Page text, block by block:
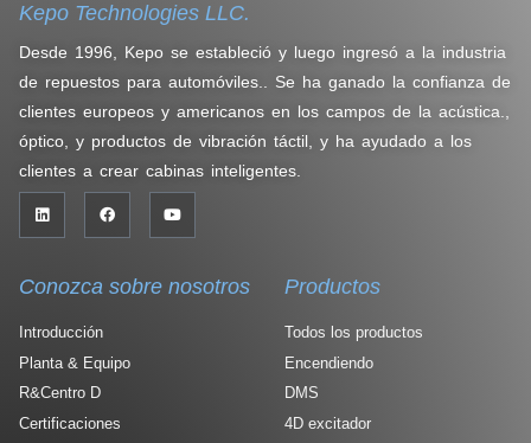
Kepo Technologies LLC.
Desde 1996, Kepo se estableció y luego ingresó a la industria
de repuestos para automóviles.. Se ha ganado la confianza de
clientes europeos y americanos en los campos de la acústica.,
óptico, y productos de vibración táctil, y ha ayudado a los
clientes a crear cabinas inteligentes.
Conozca sobre nosotros
Introducción
Planta & Equipo
R&Centro D
Certificaciones
Productos
Todos los productos
Encendiendo
DMS
4D excitador